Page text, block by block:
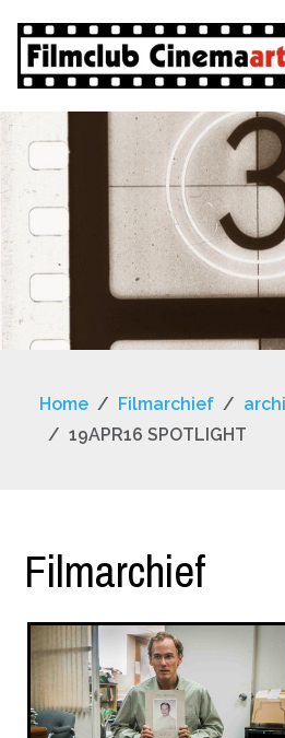
Home Filmarchief
19APR16 SPOTLIGHT
Filmarchief